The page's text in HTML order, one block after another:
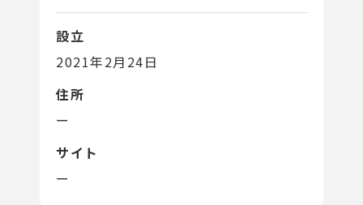
設立
2021年2月24日
住所
ー
サイト
ー